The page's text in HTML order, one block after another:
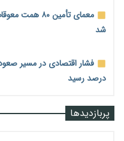
معمای تأمین
شد
درصد رسید
رشد ۷۵ هزار میلیاردی پربازدیدها